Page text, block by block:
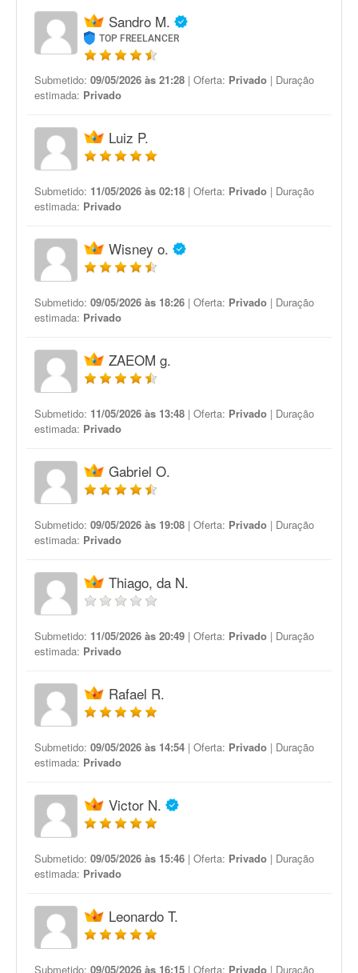
Sandro M.
TOP FREELANCER
Submetido: 09/05/2026 às 21:28 | Oferta: Privado | Duração
estimada: Privado
Luiz P.
Submetido: 11/05/2026 às 02:18 | Oferta: Privado | Duração
estimada: Privado
Wisney o.
Submetido: 09/05/2026 às 18:26 | Oferta: Privado | Duração
estimada: Privado
ZAEOM g.
Submetido: 11/05/2026 às 13:48 | Oferta: Privado | Duração
estimada: Privado
Gabriel O.
Submetido: 09/05/2026 às 19:08 | Oferta: Privado | Duração
estimada: Privado
Thiago, da N.
Submetido: 11/05/2026 às 20:49 | Oferta: Privado | Duração
estimada: Privado
Rafael R.
Submetido: 09/05/2026 às 14:54 | Oferta: Privado | Duração
estimada: Privado
Victor N.
Submetido: 09/05/2026 às 15:46 | Oferta: Privado | Duração
estimada: Privado
Leonardo T.
Submetido: 09/05/2026 às 16:15 | Oferta: Privado | Duração